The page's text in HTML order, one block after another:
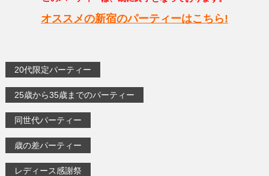
オススメの新宿のパーティーはこちら!
20代限定パーティー
25歳から35歳までのパーティー
同世代パーティー
歳の差パーティー
レディース感謝祭